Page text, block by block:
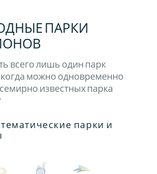
ПАРКИ
всего лишь один парк
когда можно одновременно
известных парка
парки и